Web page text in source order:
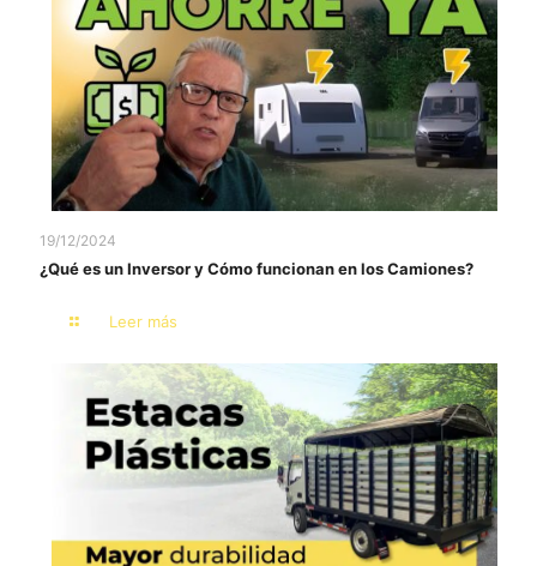
19/12/2024
¿Qué es un Inversor y Cómo funcionan en los Camiones?
Leer más